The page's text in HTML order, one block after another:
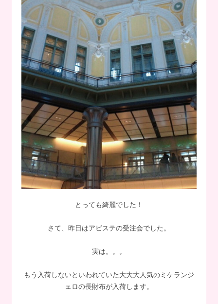
とっても綺麗でした！
さて、昨日はアビステの受注会でした。
実は。。。
もう入荷しないといわれていた大大大人気のミケランジ
ェロの長財布が入荷します。